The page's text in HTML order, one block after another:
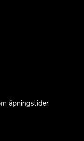
åpningstider,